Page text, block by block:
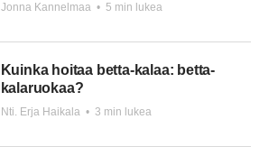
Jonna Kannelmaa • 5 min lukea
Kuinka hoitaa betta-kalaa: betta-
kalaruokaa?
Nti. Erja Haikala • 3 min lukea